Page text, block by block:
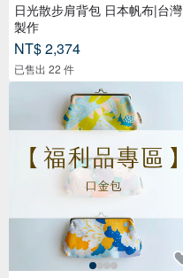
日光散步肩背包 日本帆布|台灣
製作
NT$ 2,374
已售出 22 件